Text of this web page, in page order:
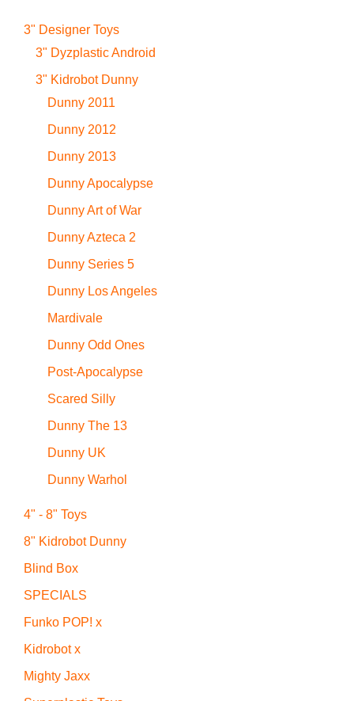
3" Designer Toys
3" Dyzplastic Android
3" Kidrobot Dunny
Dunny 2011
Dunny 2012
Dunny 2013
Dunny Apocalypse
Dunny Art of War
Dunny Azteca 2
Dunny Series 5
Dunny Los Angeles
Mardivale
Dunny Odd Ones
Post-Apocalypse
Scared Silly
Dunny The 13
Dunny UK
Dunny Warhol
4" - 8" Toys
8" Kidrobot Dunny
Blind Box
SPECIALS
Funko POP! x
Kidrobot x
Mighty Jaxx